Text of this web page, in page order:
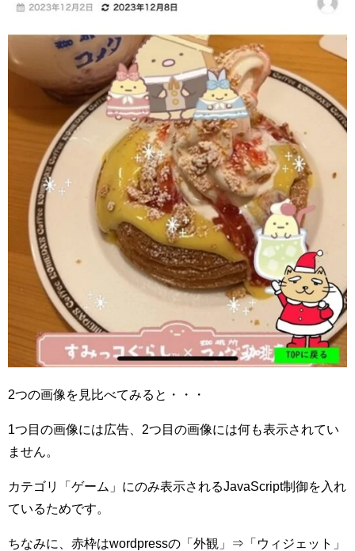
2つの画像を見比べてみると・・・
1つ目の画像には広告、2つ目の画像には何も表示されてい
ません。
カテゴリ「ゲーム」にのみ表示されるJavaScript制御を入れ
ているためです。
ちなみに、赤枠はwordpressの「外観」⇒「ウィジェット」